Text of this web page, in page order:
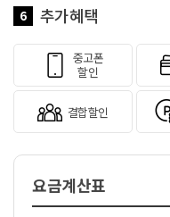
6 추가혜택
중고폰
할인
결합할인
요금계산표